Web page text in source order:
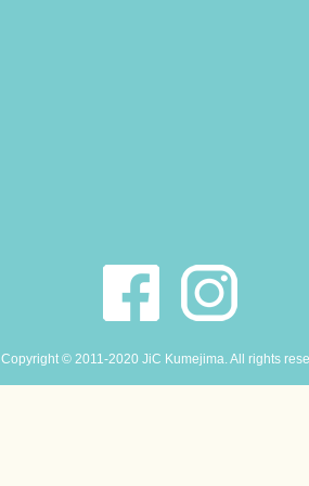
Copyright © 2011-2020 JiC Kumejima. All rights